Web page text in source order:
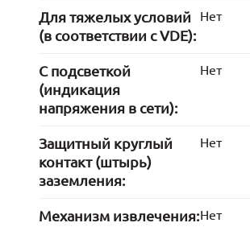
Для тяжелых условий
(в соответствии с VDE):
Нет
С подсветкой
(индикация
напряжения в сети):
Нет
Защитный круглый
контакт (штырь)
заземления:
Нет
Механизм извлечения:Нет